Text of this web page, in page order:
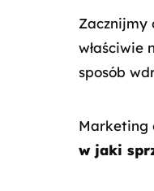
Zacznijmy
właściwie
sposób
Marketing
w jaki